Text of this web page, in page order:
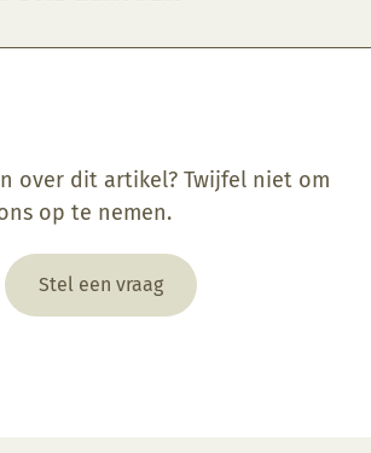
over dit artikel? Twijfel niet om
op te nemen.
Stel een vraag